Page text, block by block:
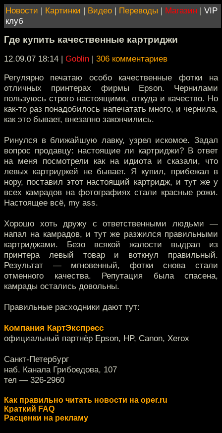
Новости | Картинки | Видео | Переводы | Магазин | VIP
клуб
Где купить качественные картриджи
12.09.07 18:14 | Goblin | 306 комментариев
Регулярно печатаю особо качественные фотки на
отличных принтерах фирмы Epson. Чернилами
пользуюсь строго настоящими, откуда и качество. Но
как-то раз понадобилось напечатать много, и чернила,
как это бывает, внезапно закончились.
Ринулся в ближайшую лавку, узрел искомое. Задал
вопрос продавцу: настоящие ли картриджи? В ответ
на меня посмотрели как на идиота и сказали, что
левых картриджей не бывает. Я купил, прибежал в
нору, поставил этот настоящий картридж, и тут же у
всех камрадов на фотографиях стали красные рожи.
Настоящее всё, my ass.
Хорошо хоть дружу с ответственными людьми —
напал на камрадов, и тут же разжился правильными
картриджами. Безо всякой жалости выдрал из
принтера левый товар и воткнул правильный.
Результат — мгновенный, фотки снова стали
отменного качества. Репутация была спасена,
камрады остались довольны.
Правильные расходники дают тут:
Компания КартЭкспресс
официальный партнёр Epson, HP, Canon, Xerox
Санкт-Петербург
наб. Канала Грибоедова, 107
тел — 326-2960
Как правильно читать новости на oper.ru
Краткий FAQ
Расценки на рекламу